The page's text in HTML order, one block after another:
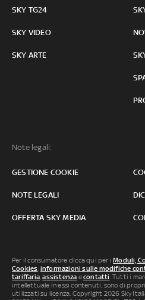
SKY TG24
SKY VIDEO
SKY ARTE
Note legali:
GESTIONE COOKIE
NOTE LEGALI
OFFERTA SKY MEDIA
Per il consumatore clicca qui per iModuli,
Cookies, informazioni sulle modifiche
tariffaria,assistenza econtatti. Tutti i
intellettuale in essi contenuti, sono di
utilizzati su licenza. Copyright 2026 Sky